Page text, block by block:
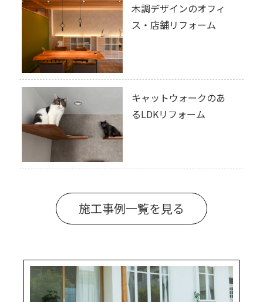
木調デザインのオフィ
ス・店舗リフォーム
キャットウォークのあ
るLDKリフォーム
施工事例一覧を見る